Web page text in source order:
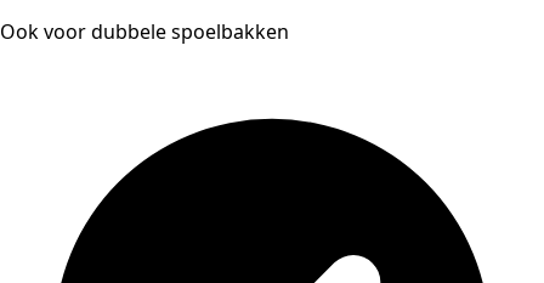
Ook voor dubbele spoelbakken